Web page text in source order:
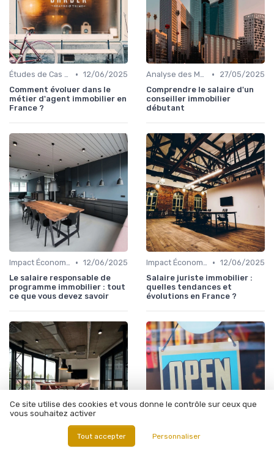
Études de Cas et Exemples de Réussite • 12/06/2025
Comment évoluer dans le
métier d'agent immobilier en
France ?
Analyse des Marchés Locaux et Globaux •
27/05/2025
Comprendre le salaire d'un
conseiller immobilier
débutant
Impact Économique et Financier • 12/06/2025
Le salaire responsable de
programme immobilier : tout
ce que vous devez savoir
Impact Économique et Financier • 12/06/2025
Salaire juriste immobilier :
quelles tendances et
évolutions en France ?
•
Ce site utilise des cookies et vous donne le contrôle sur ceux que
vous souhaitez activer
Tout accepter Personnaliser